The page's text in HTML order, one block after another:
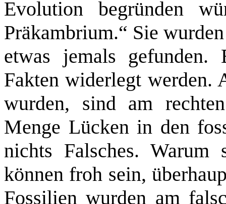
Evolution begründen
Präkambrium.“ Sie
etwas jemals gefunden.
Fakten widerlegt werden.
wurden, sind am
Menge Lücken in den
nichts Falsches.
können froh sein,
Fossilien wurden am